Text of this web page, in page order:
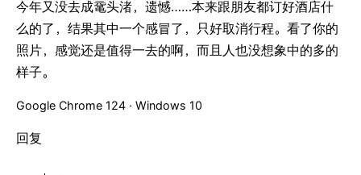
今年又没去成鼋头渚，遗憾……本来跟朋友都订好酒店什
么的了，结果其中一个感冒了，只好取消行程。看了你的
照片，感觉还是值得一去的啊，而且人也没想象中的多的
样子。
Google Chrome 124 · Windows 10
回复